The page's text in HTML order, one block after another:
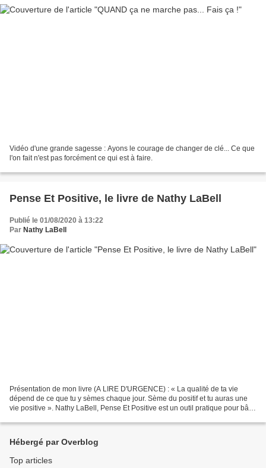
Vidéo d'une grande sagesse : Ayons le courage de changer de clé... Ce que
l'on fait n'est pas forcément ce qui est à faire.
Pense Et Positive, le livre de Nathy LaBell
Publié le 01/08/2020 à 13:22
Par Nathy LaBell
Présentation de mon livre (A LIRE D'URGENCE) : « La qualité de ta vie
dépend de ce que tu y sèmes chaque jour. Sème du positif et tu auras une
vie positive ». Nathy LaBell, Pense Et Positive est un outil pratique pour bâtir
Hébergé par Overblog
Top articles